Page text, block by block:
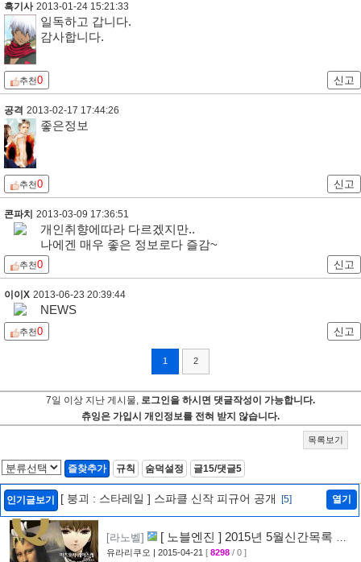
흑기사 2013-01-24 15:21:33
일독하고 갑니다.
감사합니다.
추천0 신고
공격 2013-02-17 17:44:26
좋은정보
추천0 신고
콘파치 2013-03-09 17:36:51
개인취향에따라 다르겠지만..
나에겐 매우 좋은 정보로다 즐감~
추천0 신고
이이X 2013-06-23 20:39:44
NEWS
추천0 신고
1 2
7일 이상 지난 게시물, 로그인을 하시면 댓글작성이 가능합니다.
츄잉은 가입시 개인정보를 전혀 받지 않습니다.
목록보기
즐찾추가 규칙 숨덕설정 글15/댓글5
인기글보기 [ 붕괴 : 스타레일 ] 스파클 신작 피규어 공개 [5] 열기
[라노벨]
[ 노블엔진 ] 2015년 5월신간목록 공
개 [28]
유라리쿠오 | 2015-04-21 [ 8298 / 0 ]